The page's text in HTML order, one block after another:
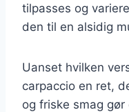
tilpasses og
den til en alsidig
Uanset hvilken
carpaccio en ret,
og friske smag